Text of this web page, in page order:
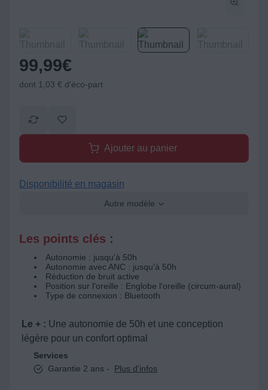
99,99€
dont 1,03 € d'éco-part
Ajouter au panier
Disponibilité en magasin
Autre modèle
Les points clés :
Autonomie : jusqu'à 50h
Autonomie avec ANC : jusqu'à 50h
Réduction de bruit active
Position sur l'oreille : Englobe l'oreille (circum-aural)
Type de connexion : Bluetooth
Le + : Une autonomie de 50h et une conception
légère pour un confort optimal
Services
Garantie 2 ans -
Plus d'infos